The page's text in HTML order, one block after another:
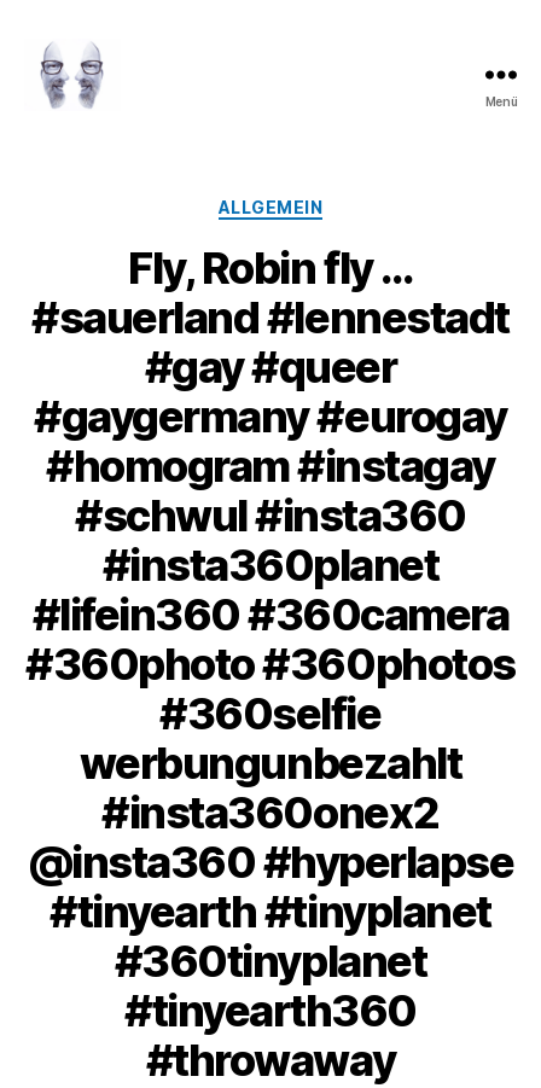
Menü
Kategorien
ALLGEMEIN
Fly, Robin fly …
#sauerland #lennestadt
#gay #queer
#gaygermany #eurogay
#homogram #instagay
#schwul #insta360
#insta360planet
#lifein360 #360camera
#360photo #360photos
#360selfie
werbungunbezahlt
#insta360onex2
@insta360 #hyperlapse
#tinyearth #tinyplanet
#360tinyplanet
#tinyearth360
#throwaway